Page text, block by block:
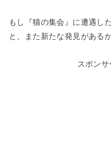
もし『猫の集会』に遭遇し
と、また新たな発見がある
スポンサ